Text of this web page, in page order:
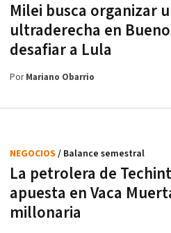
Milei busca organizar
ultraderecha en
desafiar a Lula
PorMariano Obarrio
La petrolera de
apuesta en Vaca
millonaria
NEGOCIOS / Balance semestral